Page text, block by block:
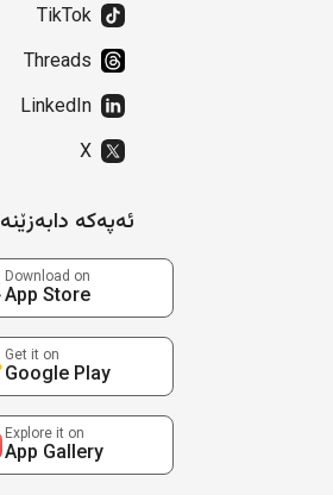
TikTok
Threads
LinkedIn
X
ئەپەکە دابەزێنە
Download on
App Store
Get it on
Google Play
Explore it on
App Gallery